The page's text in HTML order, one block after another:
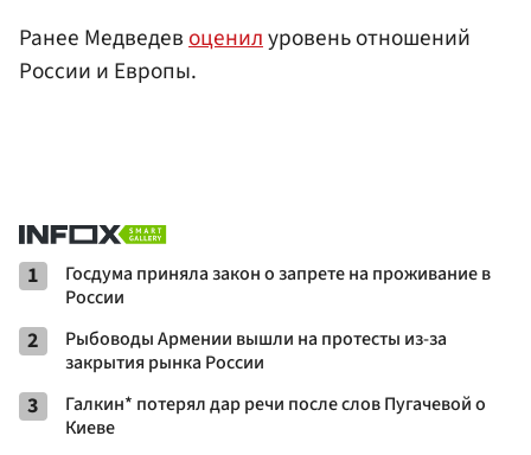
Ранее Медведевоценилуровень отношений
России и Европы.
1
Госдума приняла закон о запрете на проживание в
России
2
Рыбоводы Армении вышли на протесты из-за
закрытия рынка России
3
Галкин* потерял дар речи после слов Пугачевой о
Киеве